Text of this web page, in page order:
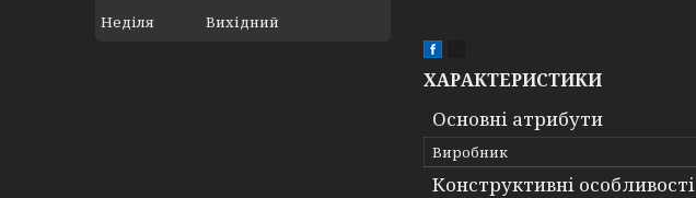
ХАРАКТЕРИСТИКИ
Основні атрибути
Виробник
Конструктивні особливості
Неділя
Вихідний